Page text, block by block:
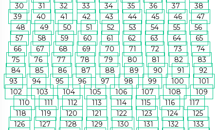
30
31 32 33 34 35 36 37
38
39
40 41 42 43 44 45 46
47
48
49 50 51 52 53 54 55
56
57
58 59 60 61 62 63 64
65
66
67 68 69 70 71 72 73
74
75
76 77 78 79 80 81 82
83
84
85 86 87 88 89 90 91
92
93
94 95 96 97 98 99 100
101
102
103 104 105 106 107 108
109
110
111 112 113 114 115 116
117
118
119 120 121 122 123 124
125
126
127 128 129 130 131 132
133